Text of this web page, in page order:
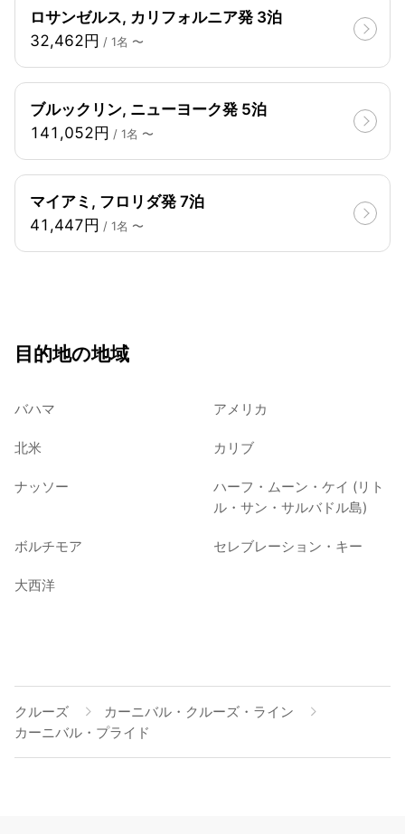
ロサンゼルス, カリフォルニア発 3泊
32,462円 / 1名 〜
ブルックリン, ニューヨーク発 5泊
141,052円 / 1名 〜
マイアミ, フロリダ発 7泊
41,447円 / 1名 〜
目的地の地域
バハマ アメリカ
北米 カリブ
ナッソー
ハーフ・ムーン・ケイ (リト
ル・サン・サルバドル島)
ボルチモア セレブレーション・キー
大西洋
クルーズ
カーニバル・クルーズ・ライン
カーニバル・プライド